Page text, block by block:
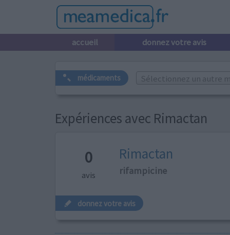
accueil donnez votre avis
médicaments Sélectionnez un autre
Expériences avec Rimactan
0
avis
Rimactan
rifampicine
donnez votre avis